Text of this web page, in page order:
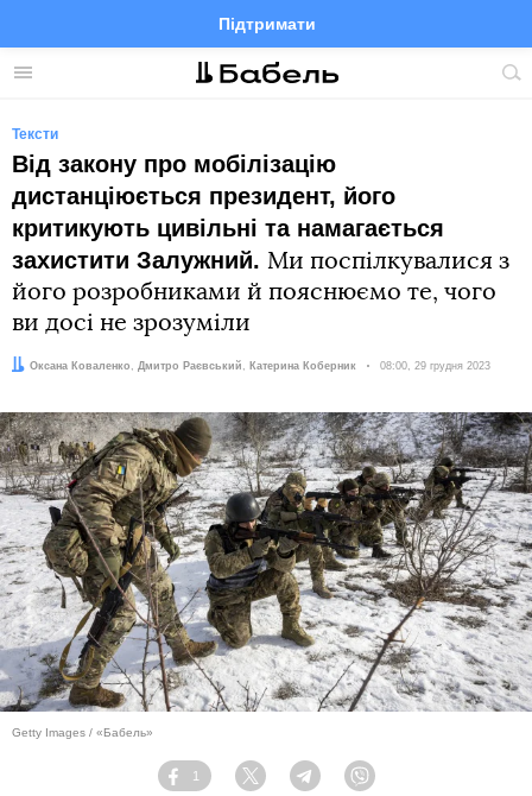
Меню
Підтримати
FacebookTelegramTwitter
Тексти
Від закону про мобілізацію
дистанціюється президент, його
критикують цивільні та намагається
захистити Залужний. Ми поспілкувалися з
його розробниками й пояснюємо те, чого
ви досі не зрозуміли
Автор:
Оксана Коваленко
Редактори: Дмитро Раєвський , Катерина Коберник Дата:
08:00, 29 грудня 2023
Getty Images / «Бабель»
Facebook
1
Twitter TelegramViber